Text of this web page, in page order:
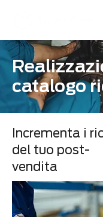
catalogo
Incrementa i
del tuo post-
vendita